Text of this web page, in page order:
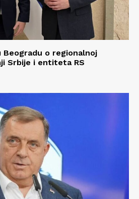
Beogradu o regionalnoj
Srbije i entiteta RS